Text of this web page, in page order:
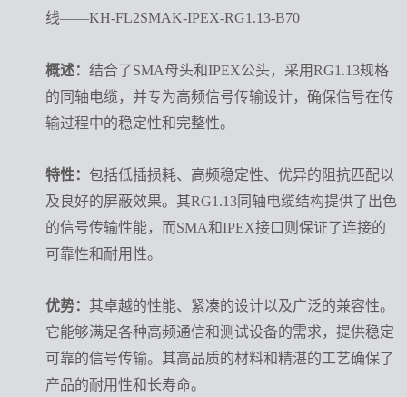
线——KH-FL2SMAK-IPEX-RG1.13-B70
概述： 结合了SMA母头和IPEX公头，采用RG1.13规格
的同轴电缆，并专为高频信号传输设计，确保信号在传
输过程中的稳定性和完整性。
特性： 包括低插损耗、高频稳定性、优异的阻抗匹配以
及良好的屏蔽效果。其RG1.13同轴电缆结构提供了出色
的信号传输性能，而SMA和IPEX接口则保证了连接的
可靠性和耐用性。
优势： 其卓越的性能、紧凑的设计以及广泛的兼容性。
它能够满足各种高频通信和测试设备的需求，提供稳定
可靠的信号传输。其高品质的材料和精湛的工艺确保了
产品的耐用性和长寿命。